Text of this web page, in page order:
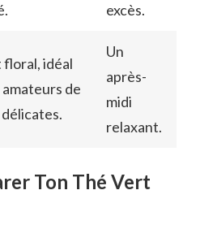
excès.
floral, idéal
de
Un
après-
midi
relaxant.
Ton Thé Vert